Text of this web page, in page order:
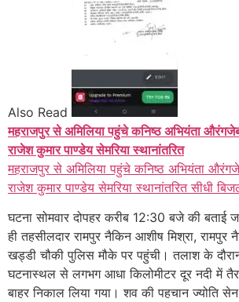
Also Read
महराजपुर से अमिलिया पहुंचे कनिष्ठ अभियंता
राजेश कुमार पाण्डेय सेमरिया स्थानांतरित
महराजपुर से अमिलिया पहुंचे कनिष्ठ अभियंता
राजेश कुमार पाण्डेय सेमरिया स्थानांतरित सीधी
घटना सोमवार दोपहर करीब 12:30 बजे की बताई
ही तहसीलदार रामपुर नैकिन आशीष मिश्रा, रामपुर
खड्डी चौकी पुलिस मौके पर पहुंची। तलाश के
घटनास्थल से लगभग आधा किलोमीटर दूर नदी में
बाहर निकाल लिया गया। शव की पहचान ज्योति